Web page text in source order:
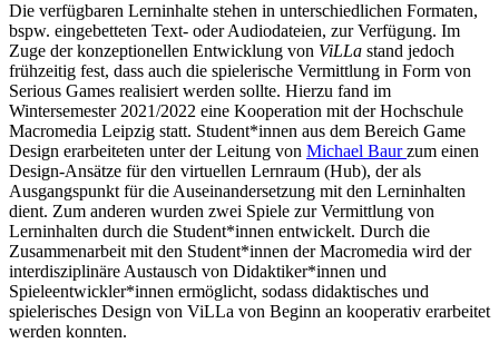
Die verfügbaren Lerninhalte stehen in unterschiedlichen Formaten,
bspw. eingebetteten Text- oder Audiodateien, zur Verfügung. Im
Zuge der konzeptionellen Entwicklung von ViLLa stand jedoch
frühzeitig fest, dass auch die spielerische Vermittlung in Form von
Serious Games realisiert werden sollte. Hierzu fand im
Wintersemester 2021/2022 eine Kooperation mit der Hochschule
Macromedia Leipzig statt. Student*innen aus dem Bereich Game
Design erarbeiteten unter der Leitung von Michael Baurzum einen
Design-Ansätze für den virtuellen Lernraum (Hub), der als
Ausgangspunkt für die Auseinandersetzung mit den Lerninhalten
dient. Zum anderen wurden zwei Spiele zur Vermittlung von
Lerninhalten durch die Student*innen entwickelt. Durch die
Zusammenarbeit mit den Student*innen der Macromedia wird der
interdisziplinäre Austausch von Didaktiker*innen und
Spieleentwickler*innen ermöglicht, sodass didaktisches und
spielerisches Design von ViLLa von Beginn an kooperativ erarbeitet
werden konnten.